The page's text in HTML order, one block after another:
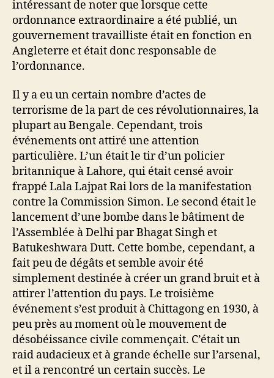
intéressant de noter que lorsque cette
ordonnance extraordinaire a été publié, un
gouvernement travailliste était en fonction en
Angleterre et était donc responsable de
l’ordonnance.
Il y a eu un certain nombre d’actes de
terrorisme de la part de ces révolutionnaires, la
plupart au Bengale. Cependant, trois
événements ont attiré une attention
particulière. L’un était le tir d’un policier
britannique à Lahore, qui était censé avoir
frappé Lala Lajpat Rai lors de la manifestation
contre la Commission Simon. Le second était le
lancement d’une bombe dans le bâtiment de
l’Assemblée à Delhi par Bhagat Singh et
Batukeshwara Dutt. Cette bombe, cependant, a
fait peu de dégâts et semble avoir été
simplement destinée à créer un grand bruit et à
attirer l’attention du pays. Le troisième
événement s’est produit à Chittagong en 1930, à
peu près au moment où le mouvement de
désobéissance civile commençait. C’était un
raid audacieux et à grande échelle sur l’arsenal,
et il a rencontré un certain succès. Le